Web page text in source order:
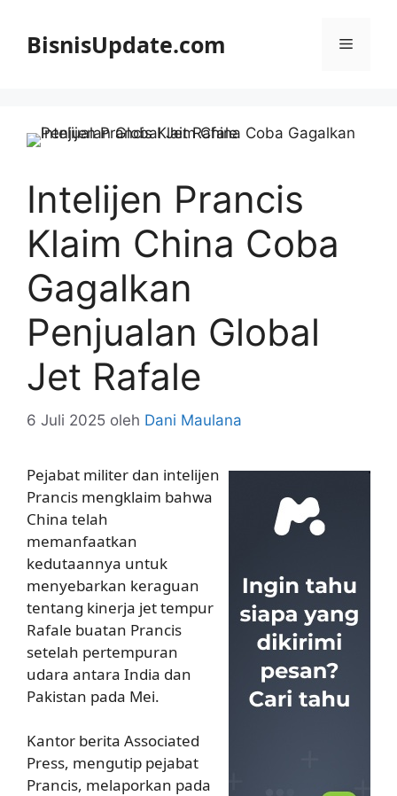
BisnisUpdate.com Menu
Intelijen Prancis
Klaim China Coba
Gagalkan
Penjualan Global
Jet Rafale
6 Juli 2025 oleh Dani Maulana
Pejabat militer dan intelijen
Prancis mengklaim bahwa
China telah
memanfaatkan
kedutaannya untuk
menyebarkan keraguan
tentang kinerja jet tempur
Rafale buatan Prancis
setelah pertempuran
udara antara India dan
Pakistan pada Mei.
Kantor berita Associated
Press, mengutip pejabat
Prancis, melaporkan pada